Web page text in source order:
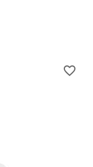
favorite_border